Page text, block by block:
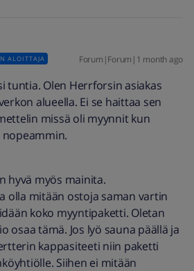
ALOITTAJA Forum|Forum|1 month ago
tuntia. Olen Herrforsin asiakas
alueella. Ei se haittaa sen
missä oli myynnit kun
hyvä myös mainita.
olla mitään ostoja saman vartin
koko myyntipaketti. Oletan
osaa tämä. Jos lyö sauna päällä ja
kappasiteeti niin paketti
Siihen ei mitään